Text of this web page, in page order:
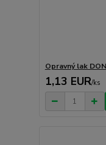
Opravný lak
1,13 EUR/ks